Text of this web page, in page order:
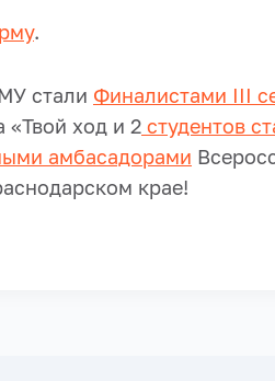
.
стали Финалистами III
«Твой ход и 2 студентов
амбасадорами
крае!